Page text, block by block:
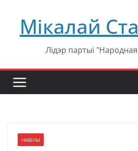
содержимому
Мікалай
Лідэр партыі
НАВІНЫ